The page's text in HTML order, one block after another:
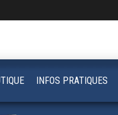
INFOS PRATIQUES